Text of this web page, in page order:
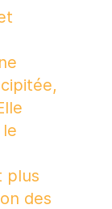
plus
des